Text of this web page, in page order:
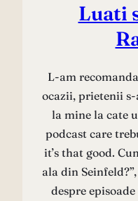
Luati
L-am
ocazii, prietenii
la mine la cate
podcast care
it’s that good.
ala din
despre